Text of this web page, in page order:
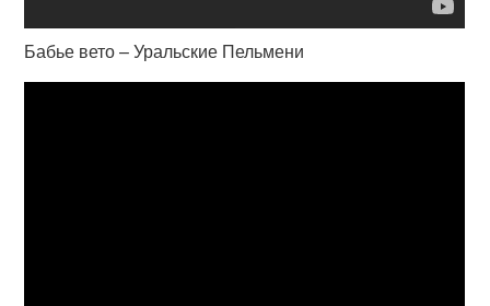
Бабье вето – Уральские Пельмени